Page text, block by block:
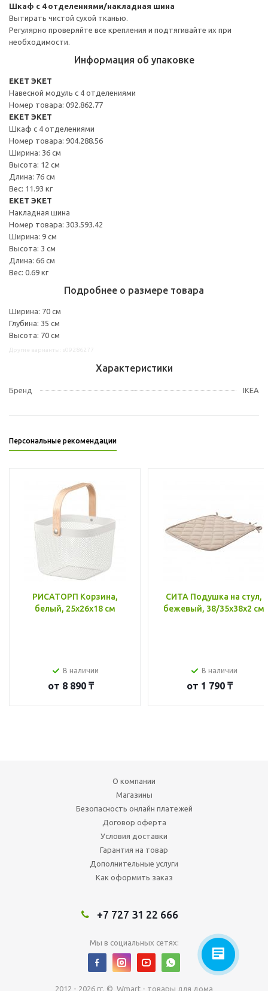
Шкаф с 4 отделениями/накладная шина
Вытирать чистой сухой тканью.
Регулярно проверяйте все крепления и подтягивайте их при
необходимости.
Информация об упаковке
EKET ЭКЕТ
Навесной модуль с 4 отделениями
Номер товара: 092.862.77
EKET ЭКЕТ
Шкаф с 4 отделениями
Номер товара: 904.288.56
Ширина: 36 см
Высота: 12 см
Длина: 76 см
Вес: 11.93 кг
EKET ЭКЕТ
Накладная шина
Номер товара: 303.593.42
Ширина: 9 см
Высота: 3 см
Длина: 66 см
Вес: 0.69 кг
Подробнее о размере товара
Ширина: 70 см
Глубина: 35 см
Высота: 70 см
Характеристики
Бренд IKEA
Персональные рекомендации
РИСАТОРП Корзина,
белый, 25x26x18 см
В наличии
от 8 890 ₸
СИТА Подушка на стул,
бежевый, 38/35x38x2 см
В наличии
от 1 790 ₸
О компании
Магазины
Безопасность онлайн платежей
Договор оферта
Условия доставки
Гарантия на товар
Дополнительные услуги
Как оформить заказ
+7 727 31 22 666
Мы в социальных сетях:
2012 - 2026 гг. © Wmart - товары для дома